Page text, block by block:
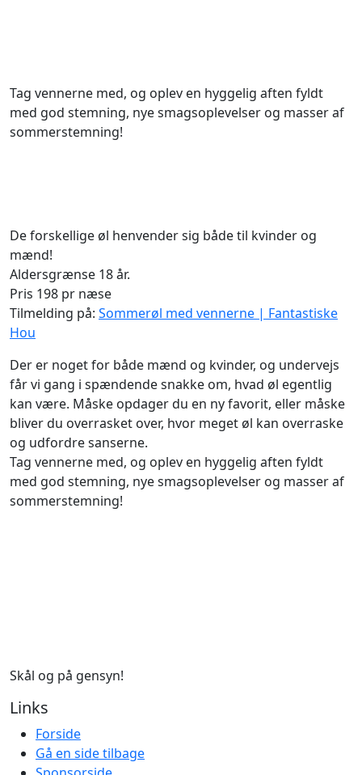
Tag vennerne med, og oplev en hyggelig aften fyldt
med god stemning, nye smagsoplevelser og masser af
sommerstemning!
De forskellige øl henvender sig både til kvinder og
mænd!
Aldersgrænse 18 år.
Pris 198 pr næse
Tilmelding på: Sommerøl med vennerne | Fantastiske
Hou
Der er noget for både mænd og kvinder, og undervejs
får vi gang i spændende snakke om, hvad øl egentlig
kan være. Måske opdager du en ny favorit, eller måske
bliver du overrasket over, hvor meget øl kan overraske
og udfordre sanserne.
Tag vennerne med, og oplev en hyggelig aften fyldt
med god stemning, nye smagsoplevelser og masser af
sommerstemning!
Skål og på gensyn!
Links
Forside
Gå en side tilbage